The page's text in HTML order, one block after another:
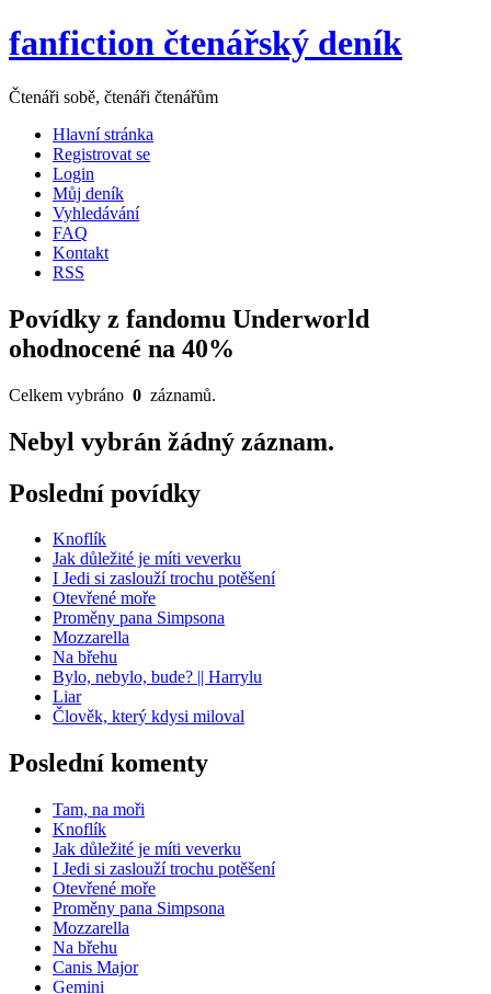
fanfiction čtenářský deník
Čtenáři sobě, čtenáři čtenářům
Hlavní stránka
Registrovat se
Login
Můj deník
Vyhledávání
FAQ
Kontakt
RSS
Povídky z fandomu Underworld
ohodnocené na 40%
Celkem vybráno 0 záznamů.
Nebyl vybrán žádný záznam.
Poslední povídky
Knoflík
Jak důležité je míti veverku
I Jedi si zaslouží trochu potěšení
Otevřené moře
Proměny pana Simpsona
Mozzarella
Na břehu
Bylo, nebylo, bude? || Harrylu
Liar
Člověk, který kdysi miloval
Poslední komenty
Tam, na moři
Knoflík
Jak důležité je míti veverku
I Jedi si zaslouží trochu potěšení
Otevřené moře
Proměny pana Simpsona
Mozzarella
Na břehu
Canis Major
Gemini